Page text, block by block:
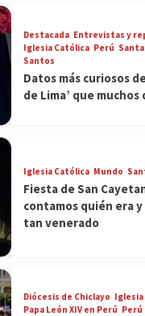
Destacada Entrevistas y
Iglesia Católica Perú Santa
Santos
Datos más curiosos
de Lima’ que
Iglesia Católica Mundo
Fiesta de San
contamos quién era
tan venerado
Diócesis de Chiclayo Iglesia
Papa León XIV en Perú Perú